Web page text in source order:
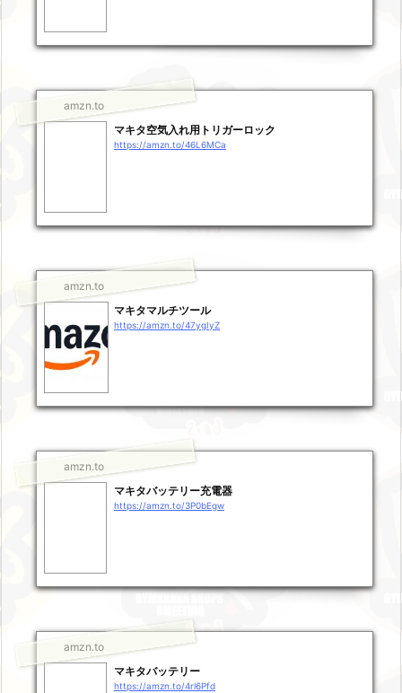
amzn.to
マキタ空気入れ用トリガーロック
https://amzn.to/46L6MCa
amzn.to
マキタマルチツール
https://amzn.to/47ygIyZ
amzn.to
マキタバッテリー充電器
https://amzn.to/3P0bEgw
amzn.to
マキタバッテリー
https://amzn.to/4rl6Pfd